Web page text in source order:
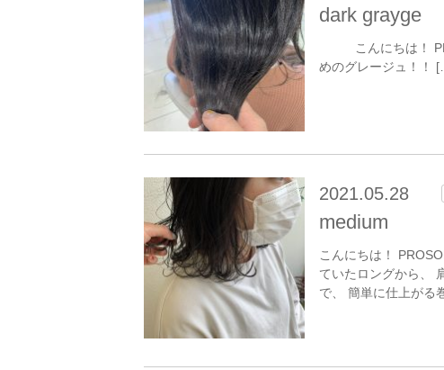
dark grayge
こんにちは！
めのグレージュ！！
2021.05.28
medium
こんにちは！
ていたロングから、
で、 簡単に仕上がる